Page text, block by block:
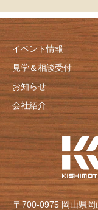
イベント情報
見学＆相談受付
お知らせ
会社紹介
〒700-0975 岡山県